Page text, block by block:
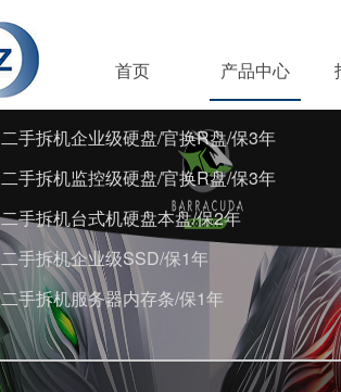
首页 产品中心
二手拆机企业级硬盘/官换R盘/保3年
二手拆机监控级硬盘/官换R盘/保3年
二手拆机台式机硬盘本盘/保2年
二手拆机企业级SSD/保1年
二手拆机服务器内存条/保1年